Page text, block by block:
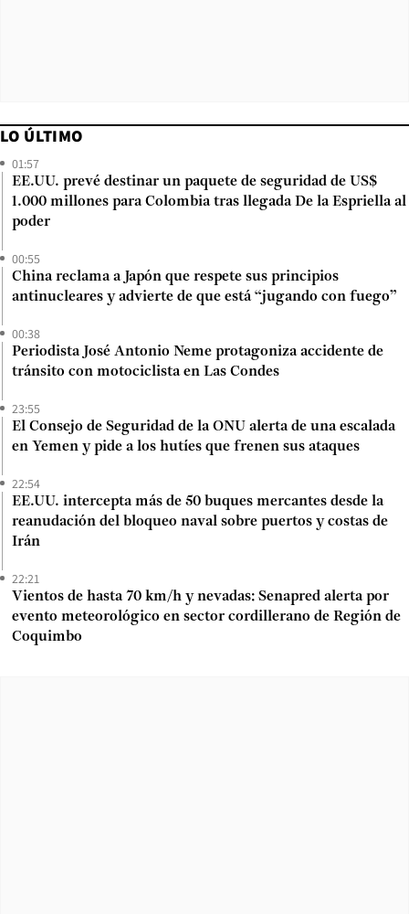
LO ÚLTIMO
01:57
EE.UU. prevé destinar un paquete de seguridad de US$
1.000 millones para Colombia tras llegada De la Espriella al
poder
00:55
China reclama a Japón que respete sus principios
antinucleares y advierte de que está “jugando con fuego”
00:38
Periodista José Antonio Neme protagoniza accidente de
tránsito con motociclista en Las Condes
23:55
El Consejo de Seguridad de la ONU alerta de una escalada
en Yemen y pide a los hutíes que frenen sus ataques
22:54
EE.UU. intercepta más de 50 buques mercantes desde la
reanudación del bloqueo naval sobre puertos y costas de
Irán
22:21
Vientos de hasta 70 km/h y nevadas: Senapred alerta por
evento meteorológico en sector cordillerano de Región de
Coquimbo